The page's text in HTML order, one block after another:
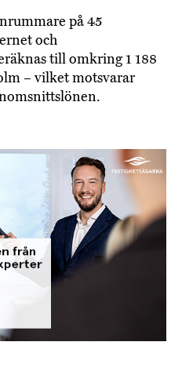
på 45
och
till omkring 1 188
– vilket motsvarar